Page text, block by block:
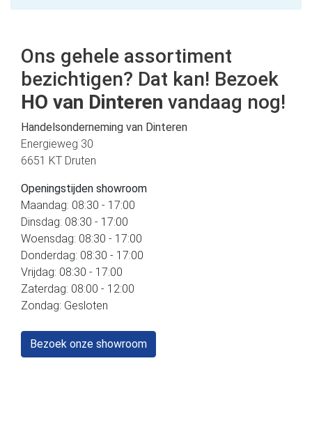
Ons gehele assortiment
bezichtigen? Dat kan! Bezoek
HO van Dinteren vandaag nog!
Handelsonderneming van Dinteren
Energieweg 30
6651 KT Druten
Openingstijden showroom
Maandag: 08:30 - 17:00
Dinsdag: 08:30 - 17:00
Woensdag: 08:30 - 17:00
Donderdag: 08:30 - 17:00
Vrijdag: 08:30 - 17:00
Zaterdag: 08:00 - 12:00
Zondag: Gesloten
Bezoek onze showroom